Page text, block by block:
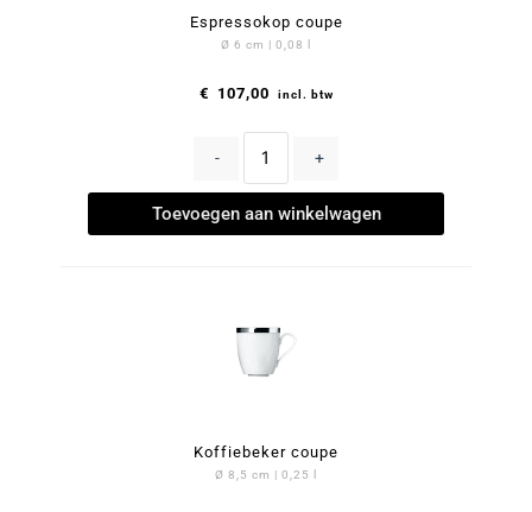
Espressokop coupe
Ø 6 cm | 0,08 l
€ 107,00 incl. btw
- +
Toevoegen aan winkelwagen
Koffiebeker coupe
Ø 8,5 cm | 0,25 l